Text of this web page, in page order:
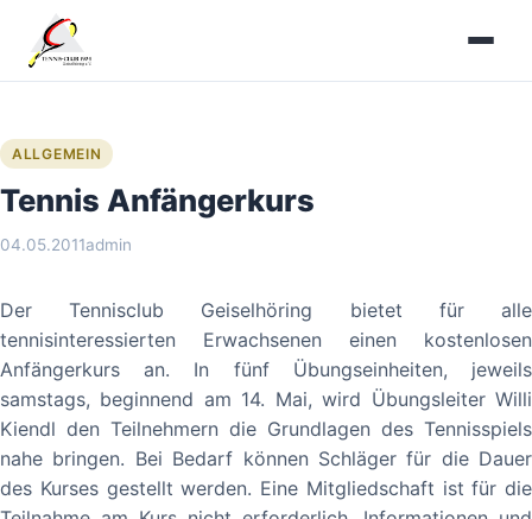
Inhalt
springen
ALLGEMEIN
Tennis Anfängerkurs
04.05.2011admin
Der Tennisclub Geiselhöring bietet für alle
tennisinteressierten Erwachsenen einen kostenlosen
Anfängerkurs an. In fünf Übungseinheiten, jeweils
samstags, beginnend am 14. Mai, wird Übungsleiter Willi
Kiendl den Teilnehmern die Grundlagen des Tennisspiels
nahe bringen. Bei Bedarf können Schläger für die Dauer
des Kurses gestellt werden. Eine Mitgliedschaft ist für die